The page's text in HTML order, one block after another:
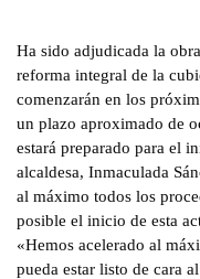
Ha sido adjudicada la
reforma integral de la
comenzarán en los
un plazo aproximado de
estará preparado para el
alcaldesa, Inmaculada
al máximo todos los
posible el inicio de esta
«Hemos acelerado al
pueda estar listo de cara